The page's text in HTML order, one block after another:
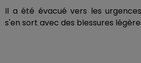
Il a été évacué vers les
s'en sort avec des blessures